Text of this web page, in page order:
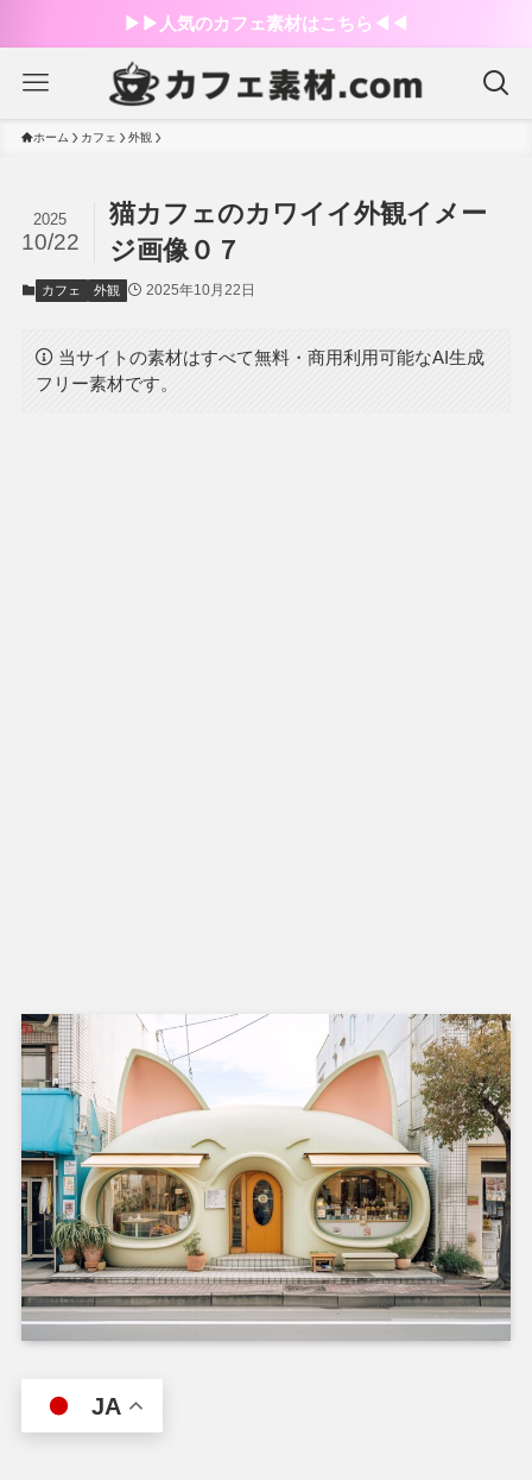
▶︎▶︎人気のカフェ素材はこちら◀︎◀︎
ホーム カフェ 外観
猫カフェのカワイイ外観イメー
ジ画像０７
2025
10/22
カフェ 外観 2025年10月22日
当サイトの素材はすべて無料・商用利用可能なAI生成
フリー素材です。
JA